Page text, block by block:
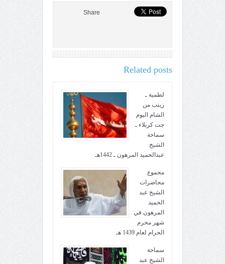
Share
Related posts
لطمية ـ
زينب من
الشام اليوم
جت كربلاء ـ
سماحة
الشيخ
عبدالحميد المرهون ـ 1442هـ
مجموع
محاضرات
الشيخ عبد
الحميد
المرهون في
شهر محرم
الحرام لعام 1439 هـ
سماحة
الشيخ عبد